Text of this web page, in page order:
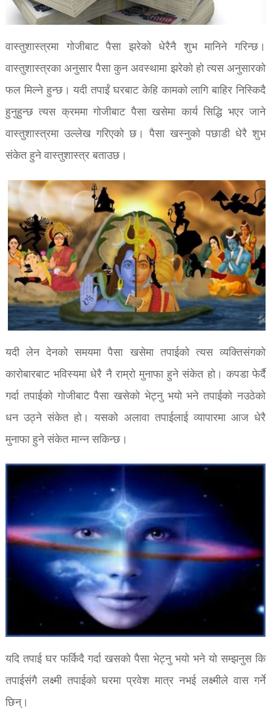
वास्तुशास्त्रमा गोजीबाट पैसा झरेको धेरैनै शुभ मानिने गरिन्छ।
वास्तुशास्त्रका अनुसार पैसा कुन अवस्थामा झरेको हो त्यस अनुसारको
फल मिल्ने हुन्छ। यदी तपाईं घरबाट केहि कामको लागि बाहिर निस्किदै
हुनुहुन्छ त्यस क्रममा गोजीबाट पैसा खसेमा कार्य सिद्धि भएर जाने
वास्तुशास्त्रमा उल्लेख गरिएको छ। पैसा खस्नुको पछाडी धेरै शुभ
संकेत हुने वास्तुशास्त्र बताउछ।
यदी लेन देनको समयमा पैसा खसेमा तपाईको त्यस व्यक्तिसंगको
कारोबारबाट भविस्यमा धेरै नै राम्रो मुनाफा हुने संकेत हो। कपडा फेर्दै
गर्दा तपाईको गोजीबाट पैसा खसेको भेट्नु भयो भने तपाईको नउठेको
धन उठ्ने संकेत हो। यसको अलावा तपाईलाई व्यापारमा आज धेरै
मुनाफा हुने संकेत मान्न सकिन्छ।
यदि तपाई घर फर्किदै गर्दा खसको पैसा भेट्नु भयो भने यो सम्झनुस कि
तपाईसंगै लक्ष्मी तपाईको घरमा प्रवेश मात्र नभई लक्ष्मीले वास गर्ने
छिन्।